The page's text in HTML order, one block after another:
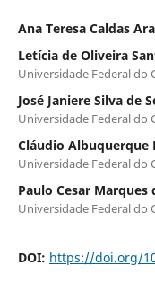
Ana Teresa Caldas
Letícia de Oliveira
Universidade Federal do
José Janiere Silva de
Universidade Federal do
Cláudio Albuquerque
Universidade Federal do
Paulo Cesar Marques
Universidade Federal do
DOI: https://doi.org/